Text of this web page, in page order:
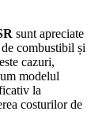
sunt apreciate
combustibil și
cazuri,
modelul
la
costurilor de